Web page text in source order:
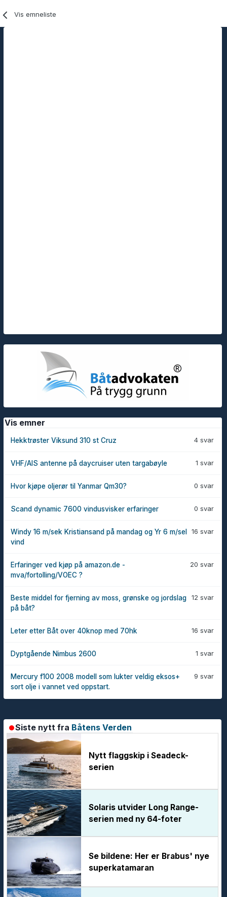
Vis emneliste
Vis emner
4 svar
Hekktrøster Viksund 310 st Cruz
1 svar
VHF/AIS antenne på daycruiser uten targabøyle
0 svar
Hvor kjøpe oljerør til Yanmar Qm30?
0 svar
Scand dynamic 7600 vindusvisker erfaringer
16 svar
Windy 16 m/sek Kristiansand på mandag og Yr 6 m/sel
vind
20 svar
Erfaringer ved kjøp på amazon.de -
mva/fortolling/VOEC ?
12 svar
Beste middel for fjerning av moss, grønske og jordslag
på båt?
16 svar
Leter etter Båt over 40knop med 70hk
1 svar
Dyptgående Nimbus 2600
9 svar
Mercury f100 2008 modell som lukter veldig eksos+
sort olje i vannet ved oppstart.
Siste nytt fra Båtens Verden
Nytt flaggskip i Seadeck-
serien
Solaris utvider Long Range-
serien med ny 64-foter
Se bildene: Her er Brabus' nye
superkatamaran